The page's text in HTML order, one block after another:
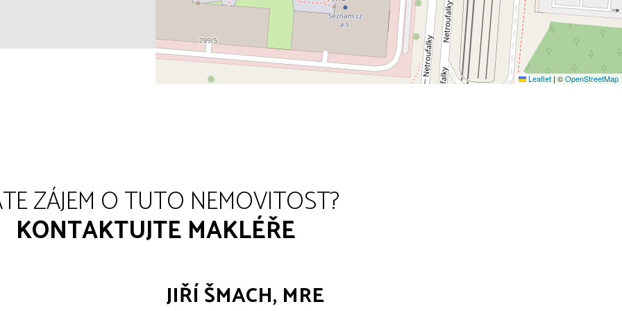
Leaflet | ©OpenStreetMap
ZÁJEM O TUTO NEMOVITOST?
KONTAKTUJTE MAKLÉŘE
JIŘÍ ŠMACH, MRE